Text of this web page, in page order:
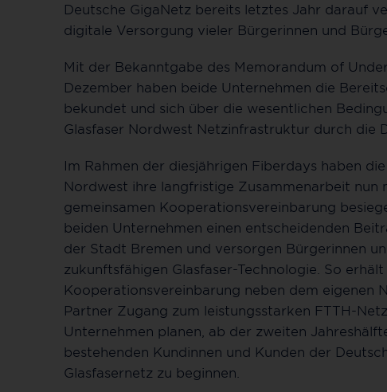
Deutsche GigaNetz bereits letztes Jahr darauf
digitale Versorgung vieler Bürgerinnen und
Mit der Bekanntgabe des Memorandum of
Dezember haben beide Unternehmen die
bekundet und sich über die wesentlichen
Glasfaser Nordwest Netzinfrastruktur durch die
Im Rahmen der diesjährigen Fiberdays haben
Nordwest ihre langfristige Zusammenarbeit
gemeinsamen Kooperationsvereinbarung
beiden Unternehmen einen entscheidenden
der Stadt Bremen und versorgen Bürgerinnen
zukunftsfähigen Glasfaser-Technologie. So
Kooperationsvereinbarung neben dem eigenen
Partner Zugang zum leistungsstarken FTTH-
Unternehmen planen, ab der zweiten
bestehenden Kundinnen und Kunden der
Glasfasernetz zu beginnen.